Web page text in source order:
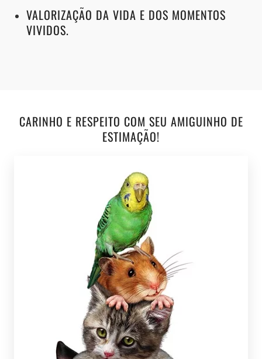
VALORIZAÇÃO DA VIDA E DOS MOMENTOS
VIVIDOS.
CARINHO E RESPEITO COM SEU AMIGUINHO DE
ESTIMAÇÃO!